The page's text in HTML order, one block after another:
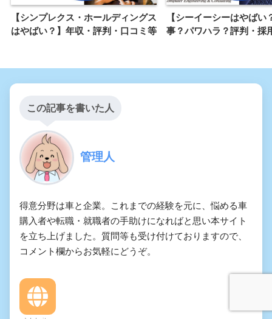
【シンプレクス・ホールディングス
はやばい？】年収・評判・口コミ等
【シーイーシーはやばい
事？パワハラ？評判・採
この記事を書いた人
管理人
得意分野は車と企業。これまでの経験を元に、悩める車
購入者や転職・就職者の手助けになればと思い本サイト
を立ち上げました。質問等も受け付けておりますので、
コメント欄からお気軽にどうぞ。